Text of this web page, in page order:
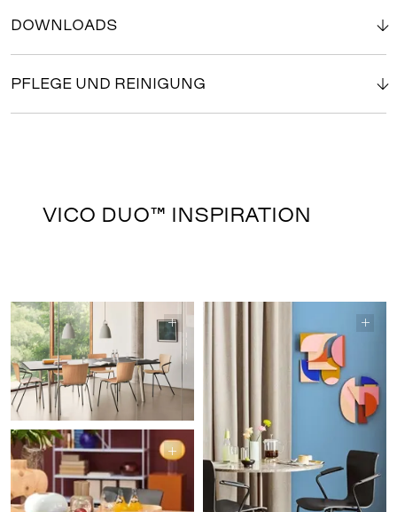
DOWNLOADS
PFLEGE UND REINIGUNG
VICO DUO™ INSPIRATION